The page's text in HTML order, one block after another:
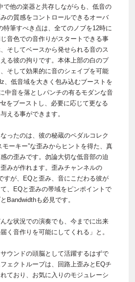
で他の楽器と共存しながらも、低音の
の質感をコントロールできるオーバ
特筆すべき点は、全てのノブを12時に
音色での音作りがスタートできる事
そしてベースから発せられる音のス
る彼の拘りです。本体上部の白のプ
そして効果的に音のシェイプを可能
、低音域を大きく包み込むブーストを
中音を落としパンチの有るモダンな音
をブーストし、必要に応じて更なる
える事ができます。
ったのは、彼の秘蔵のペダルコレク
モーキー”な歪みからヒントを得た、真
の歪みです。勿論大切な低音部の迫
みが作れます。歪みチャンネルの
すが、EQと歪み、音にこだわる彼が
、EQと歪みの帯域をピンポイントで
Bandwidthも必見です。
んな状況での演奏でも、今までに出来
く音作りを可能にしてくれる」と。
ウンドの頭脳として活躍するはずで
ェクトループは、回路上歪みとEQチ
ており、お気に入りのモジュレーシ